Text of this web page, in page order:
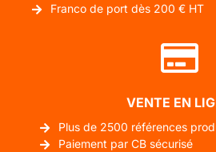
Franco de port dès 200 € HT
VENTE EN
Plus de 2500 références
Paiement par CB sécurisé